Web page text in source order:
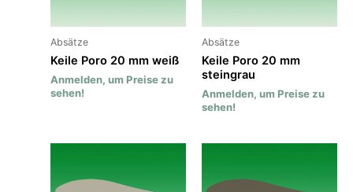
Absätze
Keile Poro 20 mm weiß
Anmelden, um Preise zu
sehen!
Absätze
Keile Poro 20 mm
steingrau
Anmelden, um Preise zu
sehen!